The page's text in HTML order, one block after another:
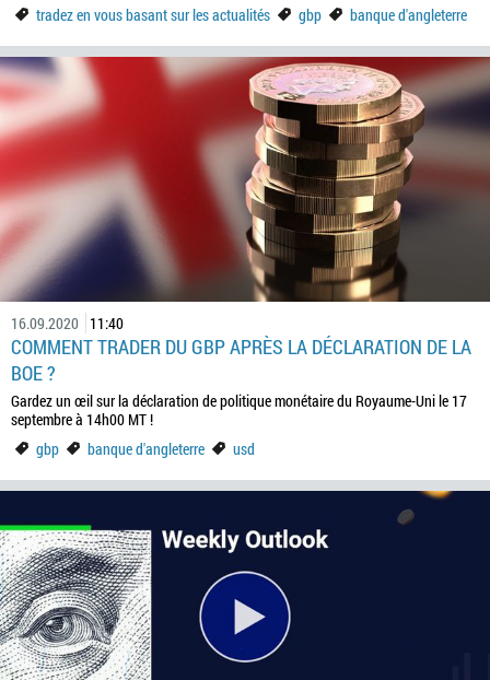
tradez en vous basant sur les actualités
gbp banque d'angleterre
16.09.2020 11:40
COMMENT TRADER DU GBP APRÈS LA DÉCLARATION DE LA
BOE ?
Gardez un œil sur la déclaration de politique monétaire du Royaume-Uni le 17
septembre à 14h00 MT !
gbp
banque d'angleterre usd